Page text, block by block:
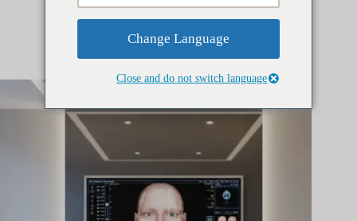
Why Choose Turkey for Plastic Surgery:
Benefits and Considerations
Change Language
Close and do not switch language